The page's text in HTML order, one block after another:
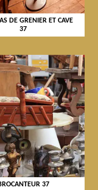
DE GRENIER ET CAVE
37
37